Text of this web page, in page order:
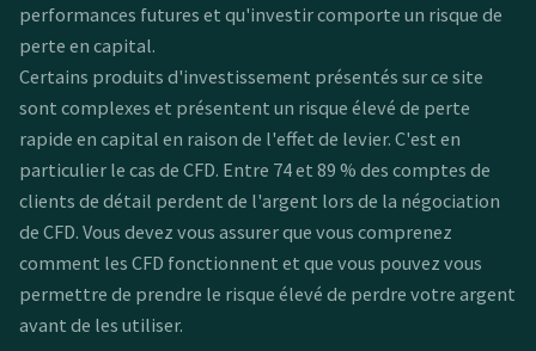
performances futures et qu'investir comporte un risque de
perte en capital.
Certains produits d'investissement présentés sur ce site
sont complexes et présentent un risque élevé de perte
rapide en capital en raison de l'effet de levier. C'est en
particulier le cas de CFD. Entre 74 et 89 % des comptes de
clients de détail perdent de l'argent lors de la négociation
de CFD. Vous devez vous assurer que vous comprenez
comment les CFD fonctionnent et que vous pouvez vous
permettre de prendre le risque élevé de perdre votre argent
avant de les utiliser.